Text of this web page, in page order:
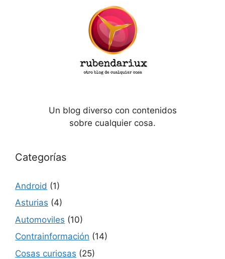
Un blog diverso con contenidos
sobre cualquier cosa.
Categorías
Android (1)
Asturias (4)
Automoviles (10)
Contrainformación (14)
Cosas curiosas (25)